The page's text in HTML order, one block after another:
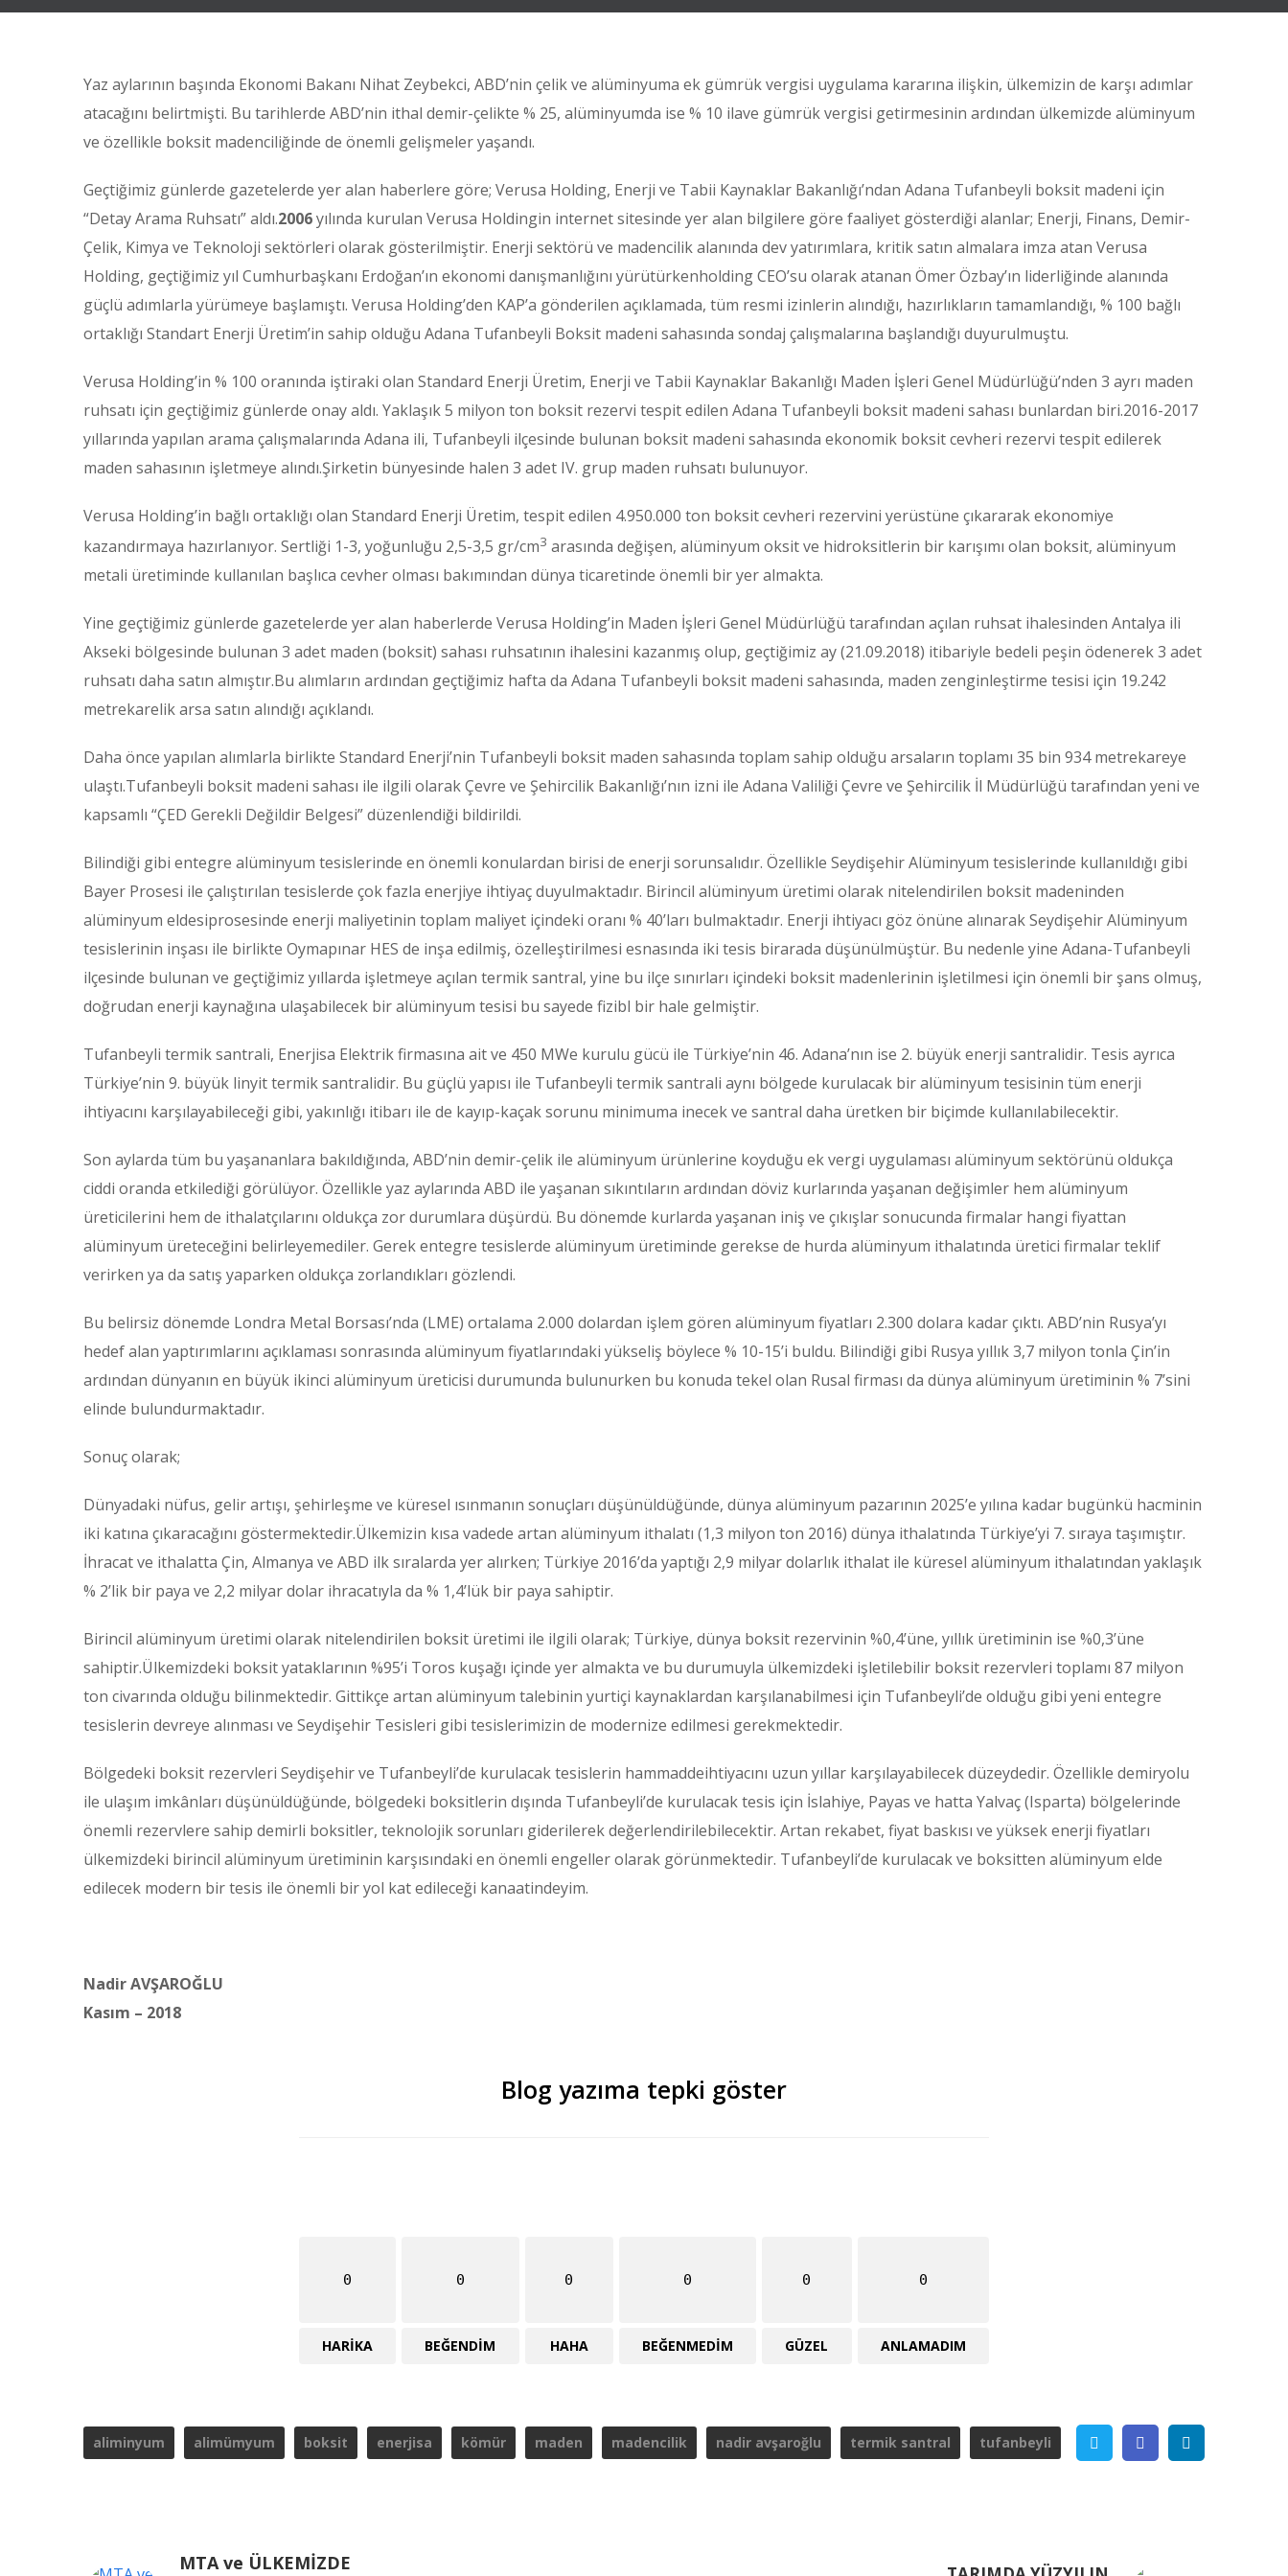
Yaz aylarının başında Ekonomi Bakanı Nihat Zeybekci, ABD’nin çelik ve alüminyuma ek gümrük vergisi uygulama kararına ilişkin, ülkemizin de karşı adımlar
atacağını belirtmişti. Bu tarihlerde ABD’nin ithal demir-çelikte % 25, alüminyumda ise % 10 ilave gümrük vergisi getirmesinin ardından ülkemizde alüminyum
ve özellikle boksit madenciliğinde de önemli gelişmeler yaşandı.
Geçtiğimiz günlerde gazetelerde yer alan haberlere göre; Verusa Holding, Enerji ve Tabii Kaynaklar Bakanlığı’ndan Adana Tufanbeyli boksit madeni için
“Detay Arama Ruhsatı” aldı.2006yılında kurulan Verusa Holdingin internet sitesinde yer alan bilgilere göre faaliyet gösterdiği alanlar; Enerji, Finans, Demir-
Çelik, Kimya ve Teknoloji sektörleri olarak gösterilmiştir. Enerji sektörü ve madencilik alanında dev yatırımlara, kritik satın almalara imza atan Verusa
Holding, geçtiğimiz yıl Cumhurbaşkanı Erdoğan’ın ekonomi danışmanlığını yürütürkenholding CEO’su olarak atanan Ömer Özbay’ın liderliğinde alanında
güçlü adımlarla yürümeye başlamıştı. Verusa Holding’den KAP’a gönderilen açıklamada, tüm resmi izinlerin alındığı, hazırlıkların tamamlandığı, % 100 bağlı
ortaklığı Standart Enerji Üretim’in sahip olduğu Adana Tufanbeyli Boksit madeni sahasında sondaj çalışmalarına başlandığı duyurulmuştu.
Verusa Holding’in % 100 oranında iştiraki olan Standard Enerji Üretim, Enerji ve Tabii Kaynaklar Bakanlığı Maden İşleri Genel Müdürlüğü’nden 3 ayrı maden
ruhsatı için geçtiğimiz günlerde onay aldı. Yaklaşık 5 milyon ton boksit rezervi tespit edilen Adana Tufanbeyli boksit madeni sahası bunlardan biri.2016-2017
yıllarında yapılan arama çalışmalarında Adana ili, Tufanbeyli ilçesinde bulunan boksit madeni sahasında ekonomik boksit cevheri rezervi tespit edilerek
maden sahasının işletmeye alındı.Şirketin bünyesinde halen 3 adet IV. grup maden ruhsatı bulunuyor.
Verusa Holding’in bağlı ortaklığı olan Standard Enerji Üretim, tespit edilen 4.950.000 ton boksit cevheri rezervini yerüstüne çıkararak ekonomiye
kazandırmaya hazırlanıyor. Sertliği 1-3, yoğunluğu 2,5-3,5 gr/cm3 arasında değişen, alüminyum oksit ve hidroksitlerin bir karışımı olan boksit, alüminyum
metali üretiminde kullanılan başlıca cevher olması bakımından dünya ticaretinde önemli bir yer almakta.
Yine geçtiğimiz günlerde gazetelerde yer alan haberlerde Verusa Holding’in Maden İşleri Genel Müdürlüğü tarafından açılan ruhsat ihalesinden Antalya ili
Akseki bölgesinde bulunan 3 adet maden (boksit) sahası ruhsatının ihalesini kazanmış olup, geçtiğimiz ay (21.09.2018) itibariyle bedeli peşin ödenerek 3 adet
ruhsatı daha satın almıştır.Bu alımların ardından geçtiğimiz hafta da Adana Tufanbeyli boksit madeni sahasında, maden zenginleştirme tesisi için 19.242
metrekarelik arsa satın alındığı açıklandı.
Daha önce yapılan alımlarla birlikte Standard Enerji’nin Tufanbeyli boksit maden sahasında toplam sahip olduğu arsaların toplamı 35 bin 934 metrekareye
ulaştı.Tufanbeyli boksit madeni sahası ile ilgili olarak Çevre ve Şehircilik Bakanlığı’nın izni ile Adana Valiliği Çevre ve Şehircilik İl Müdürlüğü tarafından yeni ve
kapsamlı “ÇED Gerekli Değildir Belgesi” düzenlendiği bildirildi.
Bilindiği gibi entegre alüminyum tesislerinde en önemli konulardan birisi de enerji sorunsalıdır. Özellikle Seydişehir Alüminyum tesislerinde kullanıldığı gibi
Bayer Prosesi ile çalıştırılan tesislerde çok fazla enerjiye ihtiyaç duyulmaktadır. Birincil alüminyum üretimi olarak nitelendirilen boksit madeninden
alüminyum eldesiprosesinde enerji maliyetinin toplam maliyet içindeki oranı % 40’ları bulmaktadır. Enerji ihtiyacı göz önüne alınarak Seydişehir Alüminyum
tesislerinin inşası ile birlikte Oymapınar HES de inşa edilmiş, özelleştirilmesi esnasında iki tesis birarada düşünülmüştür. Bu nedenle yine Adana-Tufanbeyli
ilçesinde bulunan ve geçtiğimiz yıllarda işletmeye açılan termik santral, yine bu ilçe sınırları içindeki boksit madenlerinin işletilmesi için önemli bir şans olmuş,
doğrudan enerji kaynağına ulaşabilecek bir alüminyum tesisi bu sayede fizibl bir hale gelmiştir.
Tufanbeyli termik santrali, Enerjisa Elektrik firmasına ait ve 450 MWe kurulu gücü ile Türkiye’nin 46. Adana’nın ise 2. büyük enerji santralidir. Tesis ayrıca
Türkiye’nin 9. büyük linyit termik santralidir. Bu güçlü yapısı ile Tufanbeyli termik santrali aynı bölgede kurulacak bir alüminyum tesisinin tüm enerji
ihtiyacını karşılayabileceği gibi, yakınlığı itibarı ile de kayıp-kaçak sorunu minimuma inecek ve santral daha üretken bir biçimde kullanılabilecektir.
Son aylarda tüm bu yaşananlara bakıldığında, ABD’nin demir-çelik ile alüminyum ürünlerine koyduğu ek vergi uygulaması alüminyum sektörünü oldukça
ciddi oranda etkilediği görülüyor. Özellikle yaz aylarında ABD ile yaşanan sıkıntıların ardından döviz kurlarında yaşanan değişimler hem alüminyum
üreticilerini hem de ithalatçılarını oldukça zor durumlara düşürdü. Bu dönemde kurlarda yaşanan iniş ve çıkışlar sonucunda firmalar hangi fiyattan
alüminyum üreteceğini belirleyemediler. Gerek entegre tesislerde alüminyum üretiminde gerekse de hurda alüminyum ithalatında üretici firmalar teklif
verirken ya da satış yaparken oldukça zorlandıkları gözlendi.
Bu belirsiz dönemde Londra Metal Borsası’nda (LME) ortalama 2.000 dolardan işlem gören alüminyum fiyatları 2.300 dolara kadar çıktı. ABD’nin Rusya’yı
hedef alan yaptırımlarını açıklaması sonrasında alüminyum fiyatlarındaki yükseliş böylece % 10-15’i buldu. Bilindiği gibi Rusya yıllık 3,7 milyon tonla Çin’in
ardından dünyanın en büyük ikinci alüminyum üreticisi durumunda bulunurken bu konuda tekel olan Rusal firması da dünya alüminyum üretiminin % 7’sini
elinde bulundurmaktadır.
Sonuç olarak;
Dünyadaki nüfus, gelir artışı, şehirleşme ve küresel ısınmanın sonuçları düşünüldüğünde, dünya alüminyum pazarının 2025’e yılına kadar bugünkü hacminin
iki katına çıkaracağını göstermektedir.Ülkemizin kısa vadede artan alüminyum ithalatı (1,3 milyon ton 2016) dünya ithalatında Türkiye’yi 7. sıraya taşımıştır.
İhracat ve ithalatta Çin, Almanya ve ABD ilk sıralarda yer alırken; Türkiye 2016’da yaptığı 2,9 milyar dolarlık ithalat ile küresel alüminyum ithalatından yaklaşık
% 2’lik bir paya ve 2,2 milyar dolar ihracatıyla da % 1,4’lük bir paya sahiptir.
Birincil alüminyum üretimi olarak nitelendirilen boksit üretimi ile ilgili olarak; Türkiye, dünya boksit rezervinin %0,4’üne, yıllık üretiminin ise %0,3’üne
sahiptir.Ülkemizdeki boksit yataklarının %95’i Toros kuşağı içinde yer almakta ve bu durumuyla ülkemizdeki işletilebilir boksit rezervleri toplamı 87 milyon
ton civarında olduğu bilinmektedir. Gittikçe artan alüminyum talebinin yurtiçi kaynaklardan karşılanabilmesi için Tufanbeyli’de olduğu gibi yeni entegre
tesislerin devreye alınması ve Seydişehir Tesisleri gibi tesislerimizin de modernize edilmesi gerekmektedir.
Bölgedeki boksit rezervleri Seydişehir ve Tufanbeyli’de kurulacak tesislerin hammaddeihtiyacını uzun yıllar karşılayabilecek düzeydedir. Özellikle demiryolu
ile ulaşım imkânları düşünüldüğünde, bölgedeki boksitlerin dışında Tufanbeyli’de kurulacak tesis için İslahiye, Payas ve hatta Yalvaç (Isparta) bölgelerinde
önemli rezervlere sahip demirli boksitler, teknolojik sorunları giderilerek değerlendirilebilecektir. Artan rekabet, fiyat baskısı ve yüksek enerji fiyatları
ülkemizdeki birincil alüminyum üretiminin karşısındaki en önemli engeller olarak görünmektedir. Tufanbeyli’de kurulacak ve boksitten alüminyum elde
edilecek modern bir tesis ile önemli bir yol kat edileceği kanaatindeyim.
Nadir AVŞAROĞLU
Kasım – 2018
Blog yazıma tepki göster
0
HARIKA
0
BEĞENDIM
0
HAHA
0
BEĞENMEDIM
0
GÜZEL
0
ANLAMADIM
aliminyum alimümyum boksit enerjisa kömür maden madencilik nadir avşaroğlu termik santral tufanbeyli Twitter Facebook
MTA ve ÜLKEMİZDE